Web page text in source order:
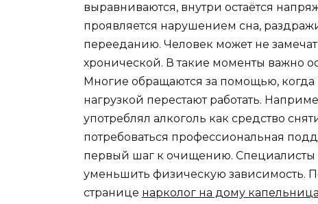
выравниваются, внутри остаётся
проявляется нарушением сна,
перееданию. Человек может не
хронической. В такие моменты важно
Многие обращаются за помощью,
нагрузкой перестают работать.
употреблял алкоголь как средство
потребоваться профессиональная
первый шаг к очищению. Специалисты
уменьшить физическую зависимость.
странице нарколог на дому